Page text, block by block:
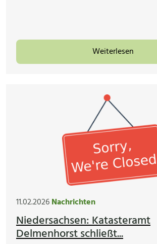
Weiterlesen
11.02.2026Nachrichten
Niedersachsen: Katasteramt
Delmenhorst schließt...